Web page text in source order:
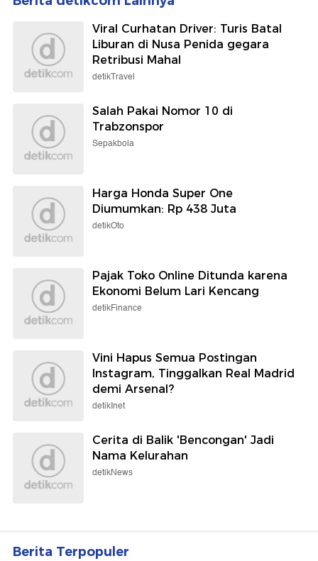
Viral Curhatan Driver: Turis Batal
Liburan di Nusa Penida gegara
Retribusi Mahal
detikTravel
Salah Pakai Nomor 10 di
Trabzonspor
Sepakbola
Harga Honda Super One
Diumumkan: Rp 438 Juta
detikOto
Pajak Toko Online Ditunda karena
Ekonomi Belum Lari Kencang
detikFinance
Vini Hapus Semua Postingan
Instagram, Tinggalkan Real Madrid
demi Arsenal?
detikInet
Cerita di Balik 'Bencongan' Jadi
Nama Kelurahan
detikNews
Berita Terpopuler